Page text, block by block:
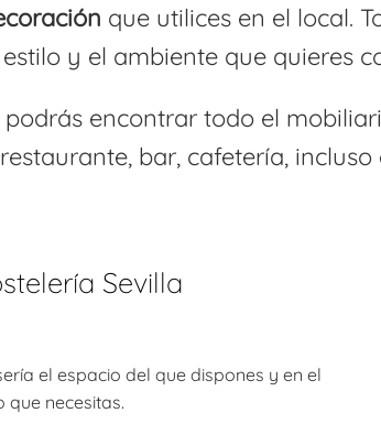
que utilices en el local.
y el ambiente que quieres
podrás encontrar todo el
bar, cafetería,
Sevilla
el espacio del que dispones y en el
necesitas.